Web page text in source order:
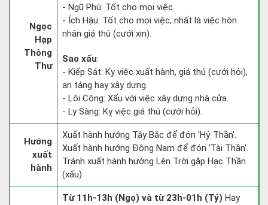
Ngọc
Hạp
Thông
Thư
- Ngũ Phú: Tốt cho mọi việc.
- Ích Hậu: Tốt cho mọi việc, nhất là việc hôn
nhân giá thú (cưới xin).
Sao xấu:
- Kiếp Sát: Kỵ việc xuất hành, giá thú (cưới hỏi),
an táng hay xây dựng.
- Lôi Công: Xấu với việc xây dựng nhà cửa.
- Ly Sàng: Kỵ việc giá thú (cưới hỏi).
Hướng
xuất
hành
Xuất hành hướng Tây Bắc để đón 'Hỷ Thần'.
Xuất hành hướng Đông Nam để đón 'Tài Thần'.
Tránh xuất hành hướng Lên Trời gặp Hạc Thần
(xấu)
Từ 11h-13h (Ngọ) và từ 23h-01h (Tý) Hay